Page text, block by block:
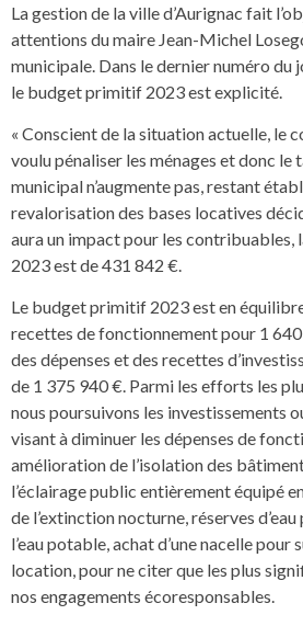
La gestion de la ville d’Aurignac fait
attentions du maire Jean-Michel
municipale. Dans le dernier numéro du
le budget primitif 2023 est explicité.
« Conscient de la situation actuelle, le
voulu pénaliser les ménages et donc le
municipal n’augmente pas, restant
revalorisation des bases locatives
aura un impact pour les
2023 est de 431 842 €.
Le budget primitif 2023 est en
recettes de fonctionnement pour 1
des dépenses et des recettes
de 1 375 940 €. Parmi les efforts les
nous poursuivons les investissements
visant à diminuer les dépenses de
amélioration de l’isolation des
l’éclairage public entièrement équipé
de l’extinction nocturne, réserves
l’eau potable, achat d’une nacelle
location, pour ne citer que les plus
nos engagements écoresponsables.